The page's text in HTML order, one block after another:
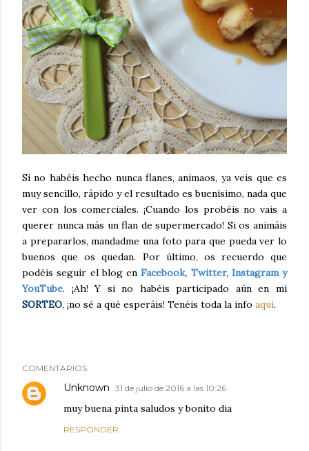
Si no habéis hecho nunca flanes, animaos, ya veis que es
muy sencillo, rápido y el resultado es buenísimo, nada que
ver con los comerciales. ¡Cuando los probéis no vais a
querer nunca más un flan de supermercado! Si os animáis
a prepararlos, mandadme una foto para que pueda ver lo
buenos que os quedan. Por último, os recuerdo que
podéis seguir el blog enFacebook, Twitter, Instagram y
YouTube. ¡Ah! Y si no habéis participado aún en mi
SORTEO, ¡no sé a qué esperáis! Tenéis toda la info aquí.
COMENTARIOS
Unknown 31 de julio de 2016 a las 10:26
muy buena pinta saludos y bonito dia
RESPONDER